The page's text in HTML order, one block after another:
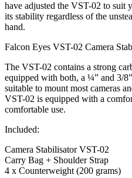
have adjusted the VST-02 to suit
its stability regardless of the
hand.
Falcon Eyes VST-02 Camera
The VST-02 contains a strong
equipped with both, a ¼” and 3/
suitable to mount most cameras
VST-02 is equipped with a
comfortable use.
Included:
Camera Stabilisator VST-02
Carry Bag + Shoulder Strap
4 x Counterweight (200 grams)